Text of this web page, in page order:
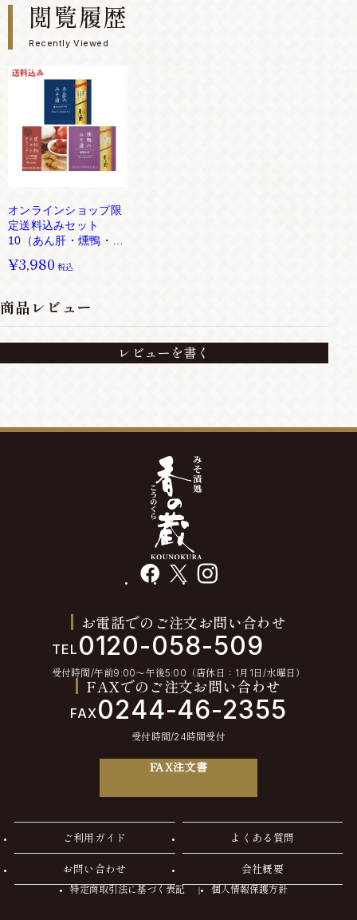
閲覧履歴
Recently Viewed
オンラインショップ限
定送料込みセット
10（あん肝・燻鴨・黒
¥3,980 税込
商品レビュー
レビューを書く
facebook instagram
お電話でのご注文お問い合わせ
TEL 0120-058-509
受付時間/午前9:00〜午後5:00（店休日：1月1日/水曜日）
FAXでのご注文お問い合わせ
FAX0244-46-2355
受付時間/24時間受付
FAX注文書
ご利用ガイド よくある質問
お問い合わせ 会社概要
特定商取引法に基づく表記 個人情報保護方針